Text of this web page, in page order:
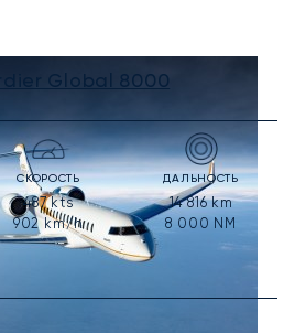
Global 8000
СКОРОСТЬ
487kts
902 km/h
ДАЛЬНОСТЬ
14 816km
8 000 NM